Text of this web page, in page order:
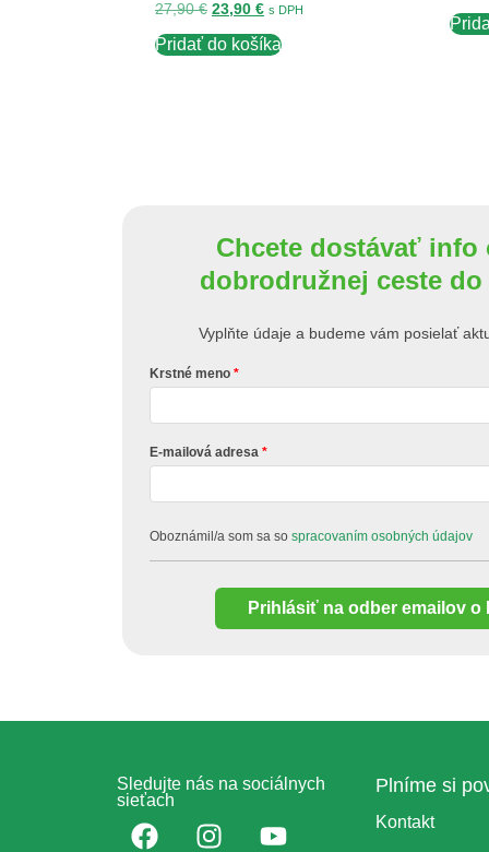
27,90€ 23,90 € s DPH
Pridať do košíka
Chcete dostávať info
dobrodružnej ceste do
Vyplňte údaje a budeme vám posielať
Krstné meno
E-mailová adresa
Oboznámil/a som sa sospracovaním osobných údajov
Prihlásiť na odber emailov o
Sledujte nás na sociálnych
sieťach
Plníme si
Kontakt